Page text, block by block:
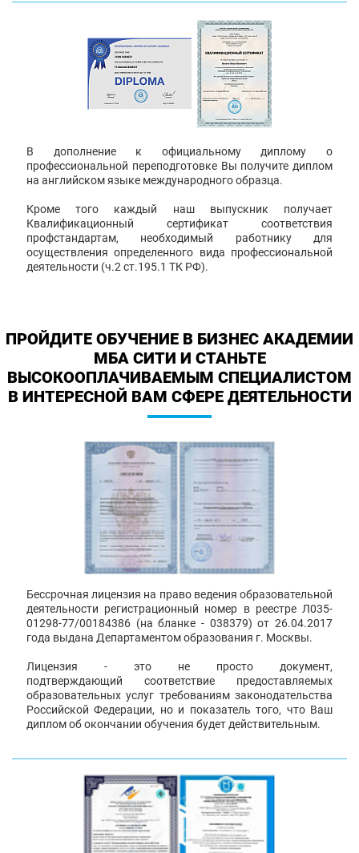
В дополнение к официальному диплому о
профессиональной переподготовке Вы получите диплом
на английском языке международного образца.
Кроме того каждый наш выпускник получает
Квалификационный сертификат соответствия
профстандартам, необходимый работнику для
осуществления определенного вида профессиональной
деятельности (ч.2 ст.195.1 ТК РФ).
ПРОЙДИТЕ ОБУЧЕНИЕ В БИЗНЕС АКАДЕМИИ
МБА СИТИ И СТАНЬТЕ
ВЫСОКООПЛАЧИВАЕМЫМ СПЕЦИАЛИСТОМ
В ИНТЕРЕСНОЙ ВАМ СФЕРЕ ДЕЯТЕЛЬНОСТИ
Бессрочная лицензия на право ведения образовательной
деятельности регистрационный номер в реестре Л035-
01298-77/00184386 (на бланке - 038379) от 26.04.2017
года выдана Департаментом образования г. Москвы.
Лицензия - это не просто документ,
подтверждающий соответствие предоставляемых
образовательных услуг требованиям законодательства
Российской Федерации, но и показатель того, что Ваш
диплом об окончании обучения будет действительным.